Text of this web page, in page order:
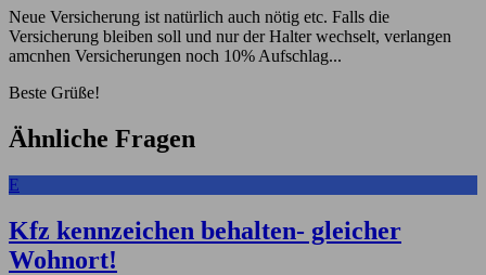
Neue Versicherung ist natürlich auch nötig etc. Falls die
Versicherung bleiben soll und nur der Halter wechselt, verlangen
amcnhen Versicherungen noch 10% Aufschlag...
Beste Grüße!
Ähnliche Fragen
E
Kfz kennzeichen behalten- gleicher
Wohnort!